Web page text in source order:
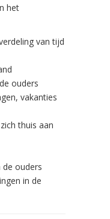
het
van tijd
ouders
vakanties
thuis aan
ouders
in de